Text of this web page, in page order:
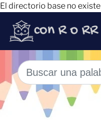
El directorio base no existe